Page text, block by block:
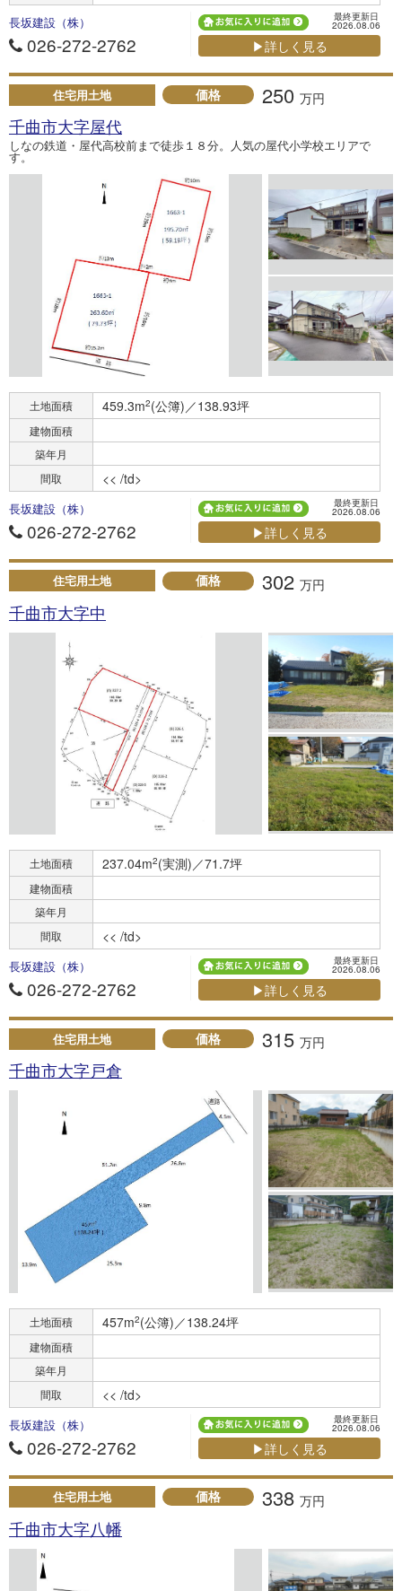
長坂建設（株）
026-272-2762
最終更新日
2026.08.06
▶詳しく見る
住宅用土地 価格 250 万円
千曲市大字屋代
しなの鉄道・屋代高校前まで徒歩１８分。人気の屋代小学校エリアで
す。
土地面積 459.3m2(公簿)／138.93坪
建物面積
築年月
間取
<< /td>
長坂建設（株）
026-272-2762
最終更新日
2026.08.06
▶詳しく見る
住宅用土地 価格 302 万円
千曲市大字中
土地面積 237.04m2(実測)／71.7坪
建物面積
築年月
間取
<< /td>
長坂建設（株）
026-272-2762
最終更新日
2026.08.06
▶詳しく見る
住宅用土地 価格 315 万円
千曲市大字戸倉
土地面積 457m2(公簿)／138.24坪
建物面積
築年月
間取
<< /td>
長坂建設（株）
026-272-2762
最終更新日
2026.08.06
▶詳しく見る
住宅用土地 価格 338 万円
千曲市大字八幡